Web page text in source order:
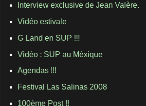
Interview exclusive de Jean Valère.
Vidéo estivale
G Land en SUP !!!
Vidéo : SUP au Méxique
Agendas !!!
Festival Las Salinas 2008
100ème Post !!